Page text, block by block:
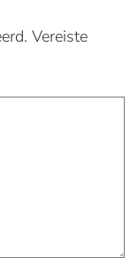
Vereiste